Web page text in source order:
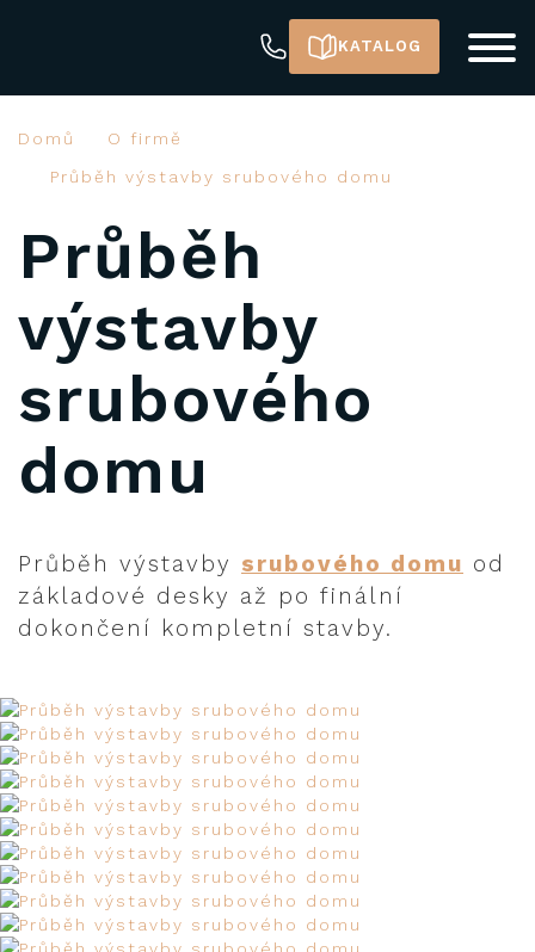
KATALOG
Domů
O firmě
Průběh výstavby srubového domu
Průběh
výstavby
srubového
domu
Průběh výstavby srubového domu od
základové desky až po finální
dokončení kompletní stavby.